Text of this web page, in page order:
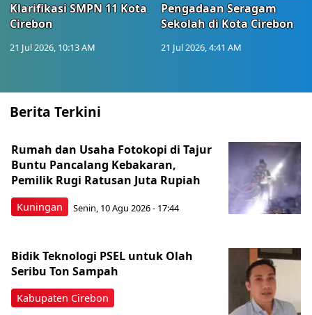
Klarifikasi SMPN 11 Kota
Cirebon
21 Jul 2026, 10:13 AM
Pengadaan Seragam
Sekolah di Kota Cirebon
21 Jul 2026, 4:41 AM
Berita Terkini
Kuningan
Rumah dan Usaha Fotokopi di Tajur
Buntu Pancalang Kebakaran,
Pemilik Rugi Ratusan Juta Rupiah
Senin, 10 Agu 2026 - 17:44
Kabupaten Cirebon
Bidik Teknologi PSEL untuk Olah
Seribu Ton Sampah